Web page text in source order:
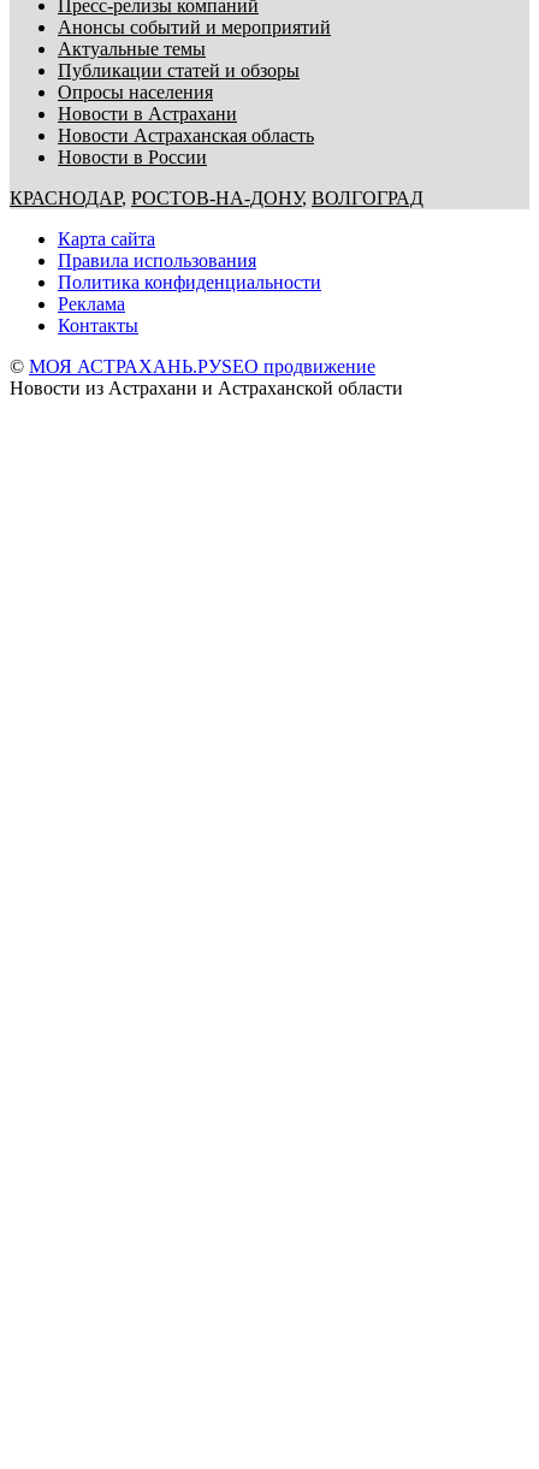
Пресс-релизы компаний
Анонсы событий и мероприятий
Актуальные темы
Публикации статей и обзоры
Опросы населения
Новости в Астрахани
Новости Астраханская область
Новости в России
КРАСНОДАР, РОСТОВ-НА-ДОНУ, ВОЛГОГРАД
Карта сайта
Правила использования
Политика конфиденциальности
Реклама
Контакты
© МОЯ АСТРАХАНЬ.РУSEO продвижение
Новости из Астрахани и Астраханской области